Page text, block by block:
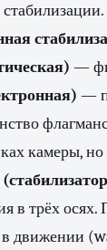
—
—
камеры,
в трёх
движении